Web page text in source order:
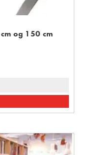
og 150 cm